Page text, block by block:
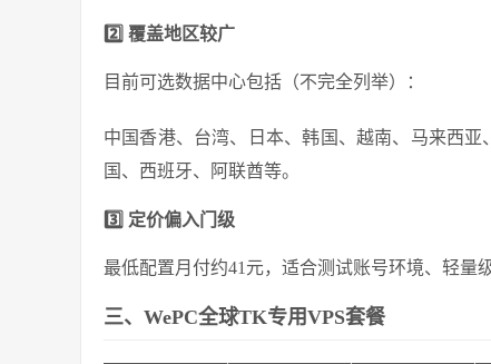
2️⃣ 覆盖地区较广
目前可选数据中心包括（不完全列举）：
中国香港、台湾、日本、韩国、越南、马来西
国、西班牙、阿联酋等。
3️⃣ 定价偏入门级
最低配置月付约41元，适合测试账号环境、轻量
三、WePC全球TK专用VPS套餐